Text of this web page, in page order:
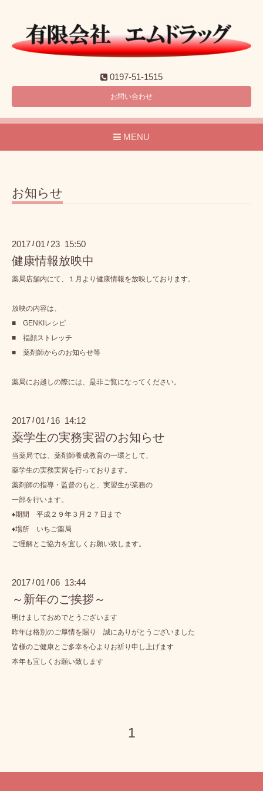
0197-51-1515
お問い合わせ
MENU
お知らせ
2017 / 01 / 23 15:50
健康情報放映中
薬局店舗内にて、１月より健康情報を放映しております。
放映の内容は、
■ GENKIレシピ
■ 福顔ストレッチ
■ 薬剤師からのお知らせ等
薬局にお越しの際には、是非ご覧になってください。
2017 / 01 / 16 14:12
薬学生の実務実習のお知らせ
当薬局では、薬剤師養成教育の一環として、
薬学生の実務実習を行っております。
薬剤師の指導・監督のもと、実習生が業務の
一部を行います。
♦期間 平成２９年３月２７日まで
♦場所 いちご薬局
ご理解とご協力を宜しくお願い致します。
2017 / 01 / 06 13:44
～新年のご挨拶～
明けましておめでとうございます
昨年は格別のご厚情を賜り 誠にありがとうございました
皆様のご健康とご多幸を心よりお祈り申し上げます
本年も宜しくお願い致します
1